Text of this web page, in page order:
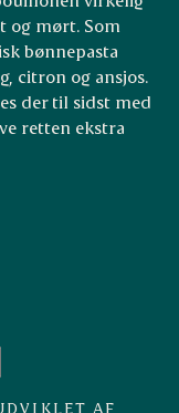
og mørt. Som
bønnepasta
citron og ansjos.
der til sidst med
retten ekstra
AF